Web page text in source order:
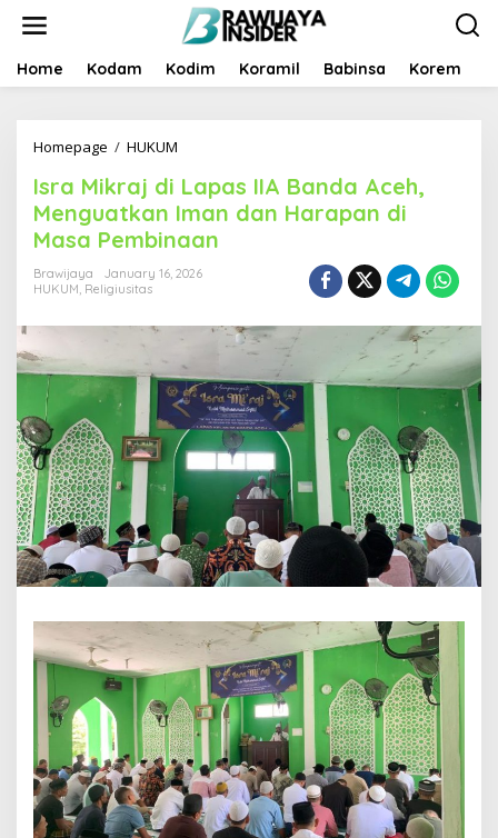
t
Home Kodam Kodim Koramil Babinsa Korem
Homepage / HUKUM
r
a
M
i
k
j
d
L
a
p
a
s
I
B
a
n
a
A
c
e
h
,
M
e
n
g
u
Isra Mikraj di Lapas IIA Banda Aceh,
Menguatkan Iman dan Harapan di
Masa Pembinaan
Brawijaya
January 16, 2026
HUKUM, Religiusitas